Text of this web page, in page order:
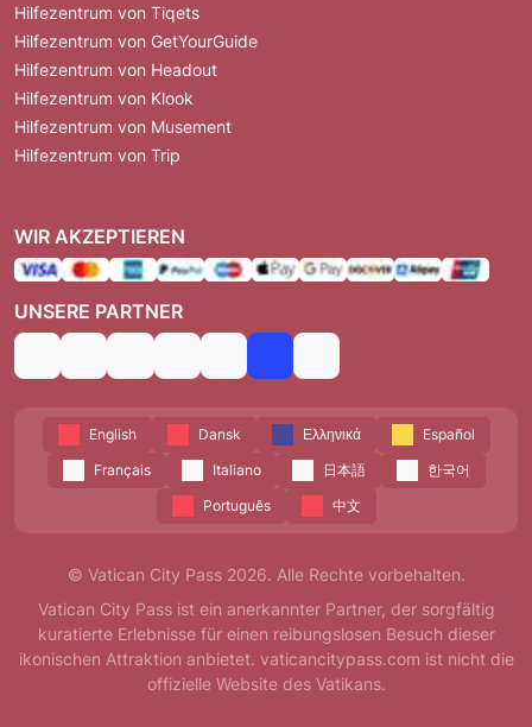
Hilfezentrum von Tiqets
Hilfezentrum von GetYourGuide
Hilfezentrum von Headout
Hilfezentrum von Klook
Hilfezentrum von Musement
Hilfezentrum von Trip
WIR AKZEPTIEREN
UNSERE PARTNER
English Dansk Ελληνικά
Español
Français
Italiano 日本語
한국어
Português
中文
© Vatican City Pass 2026. Alle Rechte vorbehalten.
Vatican City Pass ist ein anerkannter Partner, der sorgfältig
kuratierte Erlebnisse für einen reibungslosen Besuch dieser
ikonischen Attraktion anbietet. vaticancitypass.com ist nicht die
offizielle Website des Vatikans.